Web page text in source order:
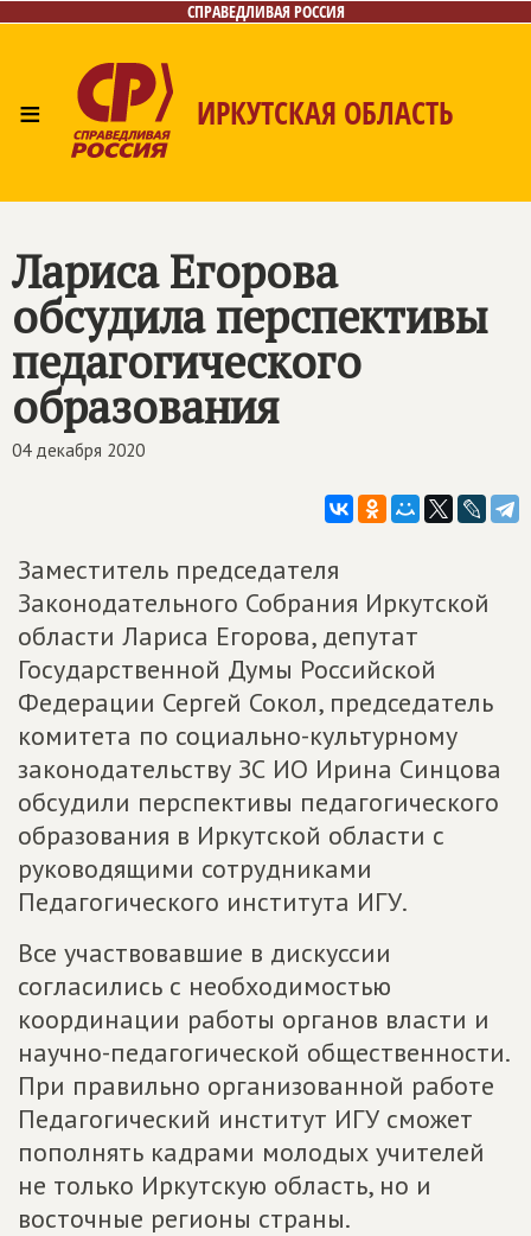
СПРАВЕДЛИВАЯ РОССИЯ
≡ ИРКУТСКАЯ ОБЛАСТЬ
Интернет-приёмная
Лариса Егорова
обсудила перспективы
педагогического
образования
04 декабря 2020
Заместитель председателя
Законодательного Собрания Иркутской
области Лариса Егорова, депутат
Государственной Думы Российской
Федерации Сергей Сокол, председатель
комитета по социально-культурному
законодательству ЗС ИО Ирина Синцова
обсудили перспективы педагогического
образования в Иркутской области с
руководящими сотрудниками
Педагогического института ИГУ.
Все участвовавшие в дискуссии
согласились с необходимостью
координации работы органов власти и
научно-педагогической общественности.
При правильно организованной работе
Педагогический институт ИГУ сможет
пополнять кадрами молодых учителей
не только Иркутскую область, но и
восточные регионы страны.